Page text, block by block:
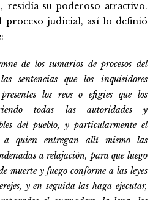
residía su poderoso atractivo.
proceso judicial, así lo definió
de los sumarios de procesos del
sentencias que los inquisidores
los reos o efigies que los
todas las autoridades y
del pueblo, y particularmente el
quien entregan allí mismo las
a relajación, para que luego
muerte y fuego conforme a las leyes
y en seguida las haga ejecutar,